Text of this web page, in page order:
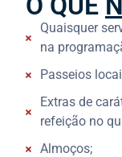
Quaisquer
na
Passeios
Extras de
refeição no
Almoços;